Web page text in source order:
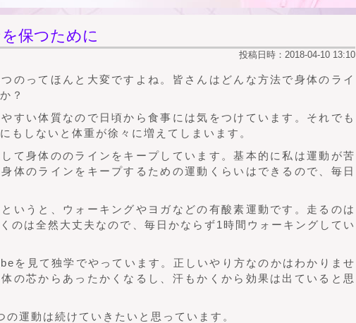
保つために
投稿日時：2018-04-10 13:10
のってほんと大変ですよね。皆さんはどんな方法で身体のライ
？
すい体質なので日頃から食事には気をつけています。それでも
もしないと体重が徐々に増えてしまいます。
て身体ののラインをキープしています。基本的に私は運動が苦
体のラインをキープするための運動くらいはできるので、毎日
いうと、ウォーキングやヨガなどの有酸素運動です。走るのは
のは全然大丈夫なので、毎日かならず1時間ウォーキングしてい
を見て独学でやっています。正しいやり方なのかはわかりませ
の芯からあったかくなるし、汗もかくから効果は出ていると思
の運動は続けていきたいと思っています。